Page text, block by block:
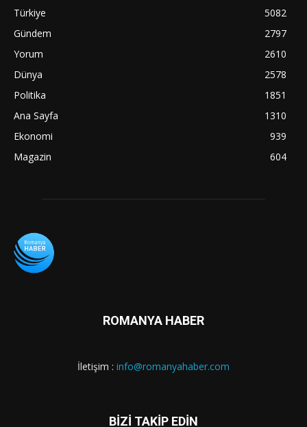
Türkiye
5082
Gündem
2797
Yorum
2610
Dünya
2578
Politika
1851
Ana Sayfa
1310
Ekonomi
939
Magazin
604
ROMANYA HABER
İletişim : info@romanyahaber.com
BİZİ TAKİP EDİN